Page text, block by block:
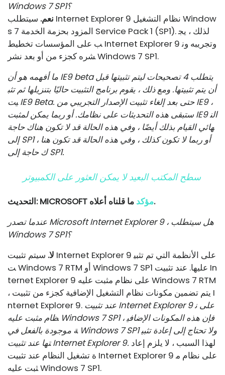
Windows 7 SP1؟
نعم. سيتطلب Internet Explorer 9 نظام التشغيل Window
s 7 المزود بحزمة الخدمة Service Pack 1 (SP1). لذلك ، يج
ب على المؤسسات تخطيط Internet Explorer 9 وتجريبه ون
شره كجزء من أو بعد نشر Windows 7 SP1.
ما أفهمه هو أن IE9 beta يتطلب 4 تصحيحات ليتم تثبيتها قبل
أن يتم تثبيتها. ومع ذلك ، يقوم برنامج التثبيت حاليًا بتنزيلها ثم تثب
يت IE9 Beta. حتى بعد إلغاء تثبيت الإصدار التجريبي من IE9 ،
ستبقى هذه التحديثات على نظامك. أو ربما يمكن لمثبت IE9 الن
هائي القيام بذلك أيضًا ، وفي هذه الحالة قد لا تكون هناك حاجة
إلى SP1 ، أو ربما لا تكون كذلك ، وفي هذه الحالة قد تكون هنا
ك حاجة إلى SP1.
سطح المكتب البعيد لا يمكن العثور على الكمبيوتر
التحديث: MICROSOFT مؤكدما قلناه أعلاه.
عندما تصدر Microsoft Internet Explorer 9 ، هل سيتطلب
Windows 7 SP1؟
لا. سيتم تثبيت Internet Explorer 9 على الأنظمة التي تم تثبي
ت Windows 7 RTM أو Windows 7 SP1 عليها. عند تثبيت In
ternet Explorer 9 على نظام مثبت عليه Windows 7 RTM
، يتم تضمين مكونات نظام التشغيل الإضافية كجزء من تثبيت I
nternet Explorer 9. عند تثبيت Internet Explorer 9 على ن
ظام مثبت عليه Windows 7 SP1 ، فإن هذه المكونات الإضافي
ة موجودة بالفعل في Windows 7 SP1 ولا تحتاج إلى إعادة تثبي
تها عند تثبيت Internet Explorer 9.
ة تشغيل النظام عند تثبيت Internet Explorer 9 على نظام م
ثبت عليه Windows 7 SP1.